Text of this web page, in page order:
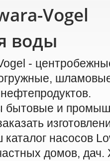
Vogel
воды
-
бытовые и
насосов
домов,